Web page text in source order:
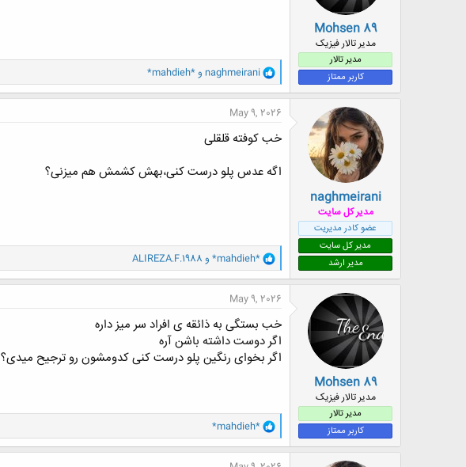
Mohsen 89
مدیر تالار فیزیک
مدیر تالار
کاربر ممتاز
و
ا
ک
ن
ش
ه
naghmeirani و*mahdieh*
naghmeirani
مدیر کل سایت
عضو کادر مدیریت
مدیر کل سایت
مدیر ارشد
May 9, 2026
خب کوفته قلقلی
اگه عدس پلو درست کنی،بهش کشمش هم میزنی؟
و
ا
ک
ن
ش
ه
:
*mahdieh* و ALIREZA.F.1988
Mohsen 89
مدیر تالار فیزیک
مدیر تالار
کاربر ممتاز
May 9, 2026
خب بستگی به ذائقه ی افراد سر میز داره
اگر دوست داشته باشن آره
اگر بخوای رنگین پلو درست کنی کدومشون رو ترجیح میدی؟
و
ا
ک
ن
*mahdieh*